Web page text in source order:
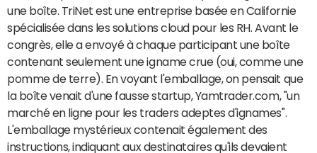
une boîte. TriNet est une entreprise basée en Californie
spécialisée dans les solutions cloud pour les RH. Avant le
congrès, elle a envoyé à chaque participant une boîte
contenant seulement une igname crue (oui, comme une
pomme de terre). En voyant l'emballage, on pensait que
la boîte venait d'une fausse startup, Yamtrader.com, "un
marché en ligne pour les traders adeptes d'ignames".
L'emballage mystérieux contenait également des
instructions, indiquant aux destinataires qu'ils devaient